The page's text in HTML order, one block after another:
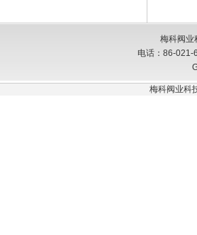
梅科阀业
电话：86-021-
梅科阀业科